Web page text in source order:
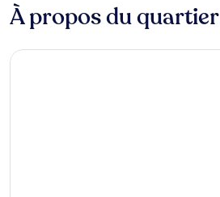
À propos du quartier